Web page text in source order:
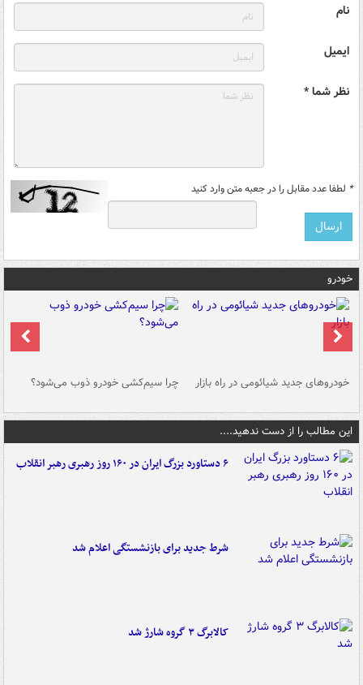
نام
ایمیل
نظر شما *
* لطفا عدد مقابل را در جعبه متن وارد کنید
خودرو
خودروهای جدید شیائومی در راه بازار چرا سیم‌کشی خودرو ذوب می‌شود؟
این مطالب را از دست ندهید....
۶ دستاورد بزرگ ایران در ۱۶۰ روز رهبری رهبر انقلاب
شرط جدید برای بازنشستگی اعلام شد
کالابرگ ۳ گروه شارژ شد